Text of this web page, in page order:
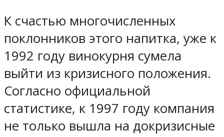
К счастью многочисленных
поклонников этого напитка, уже к
1992 году винокурня сумела
выйти из кризисного положения.
Согласно официальной
статистике, к 1997 году компания
не только вышла на докризисные